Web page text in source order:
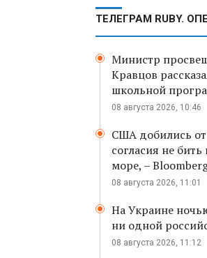
ТЕЛЕГРАМ RUBY.
Министр
Кравцов
школьной
08 августа 2026, 10:46
США добились
согласия не
море, –
08 августа 2026, 11:01
На Украине
ни одной
08 августа 2026, 11:12